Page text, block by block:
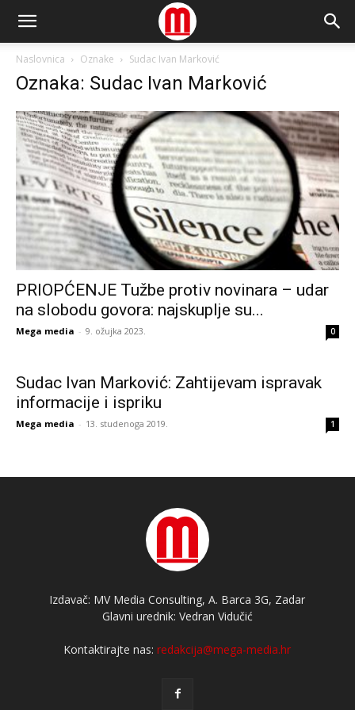
Naslovnica Oznake Sudac Ivan Marković
Oznaka: Sudac Ivan Marković
PRIOPĆENJE Tužbe protiv novinara – udar
na slobodu govora: najskuplje su...
Mega media - 9. ožujka 2023. 0
Sudac Ivan Marković: Zahtijevam ispravak
informacije i ispriku
Mega media - 13. studenoga 2019. 1
Izdavač: MV Media Consulting, A. Barca 3G, Zadar
Glavni urednik: Vedran Vidučić
Kontaktirajte nas:redakcija@mega-media.hr